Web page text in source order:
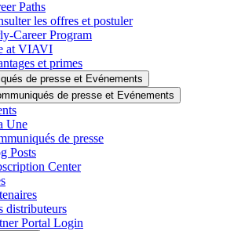
Paths
les offres et postuler
Career Program
at VIAVI
et primes
de presse et Evénements
de presse et Evénements
Une
de presse
Posts
Center
distributeurs
Portal Login